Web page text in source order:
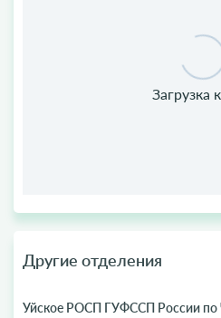
Другие отделения
Уйское РОСП ГУФССП России по